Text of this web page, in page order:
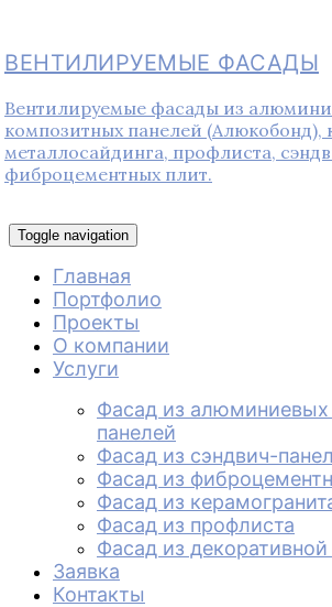
ВЕНТИЛИРУЕМЫЕ ФАСАДЫ
Вентилируемые фасады из
композитных панелей (Алюкобонд),
металлосайдинга, профлиста,
фиброцементных плит.
Toggle navigation
Главная
Портфолио
Проекты
О компании
Услуги
Фасад из
панелей
Фасад из сэндвич-
Фасад из
Фасад из
Фасад из профлиста
Фасад из
Заявка
Контакты